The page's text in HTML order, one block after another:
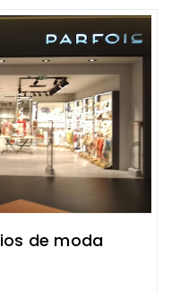
de moda